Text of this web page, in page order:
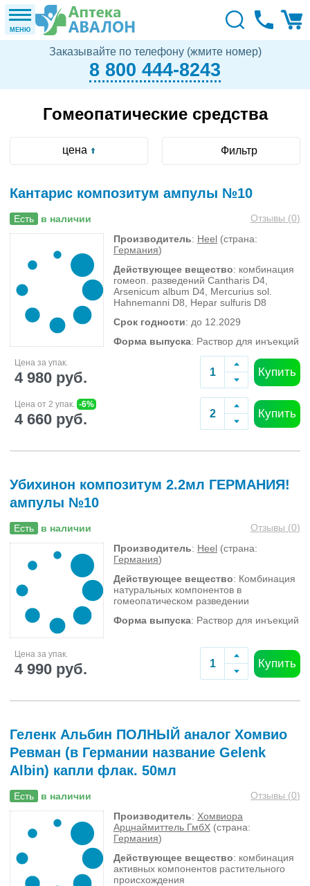
МЕНЮ
Заказывайте по телефону (жмите номер)
8 800 444-8243
Гомеопатические средства
цена Фильтр
Кантарис композитум ампулы №10
Есть в наличии Отзывы (0)
Производитель: Heel (страна:
Германия)
Действующее вещество: комбинация
гомеоп. разведений Cantharis D4,
Arsenicum album D4, Mercurius sol.
Hahnemanni D8, Hepar sulfuris D8
Срок годности: до 12.2029
Форма выпуска: Раствор для инъекций
Цена за упак.
4 980 руб. Купить
Цена от 2 упак. -6%
4 660 руб. Купить
Убихинон композитум 2.2мл ГЕРМАНИЯ!
ампулы №10
Есть в наличии Отзывы (0)
Производитель: Heel (страна:
Германия)
Действующее вещество: Комбинация
натуральных компонентов в
гомеопатическом разведении
Форма выпуска: Раствор для инъекций
Цена за упак.
4 990 руб. Купить
Геленк Альбин ПОЛНЫЙ аналог Хомвио
Ревман (в Германии название Gelenk
Albin) капли флак. 50мл
Есть в наличии Отзывы (0)
Производитель: Хомвиора
Арцнаймиттель ГмбХ (страна:
Германия)
Действующее вещество: комбинация
активных компонентов растительного
происхождения